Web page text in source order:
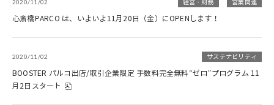
2020/11/02 経営・財務 営業関連
心斎橋PARCO は、いよいよ11月20日（金）にOPENします！
2020/11/02 サステナビリティ
BOOSTER パルコ出店/取引企業限定 手数料完全無料“ゼロ”プログラム 11
月2日スタート